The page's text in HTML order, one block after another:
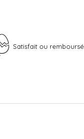
Satisfait ou remboursé